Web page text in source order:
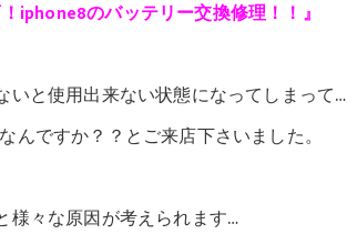
iphone8のバッテリー交換修理！！』
いと使用出来ない状態になってしまって…
んですか？？とご来店下さいました。
様々な原因が考えられます…